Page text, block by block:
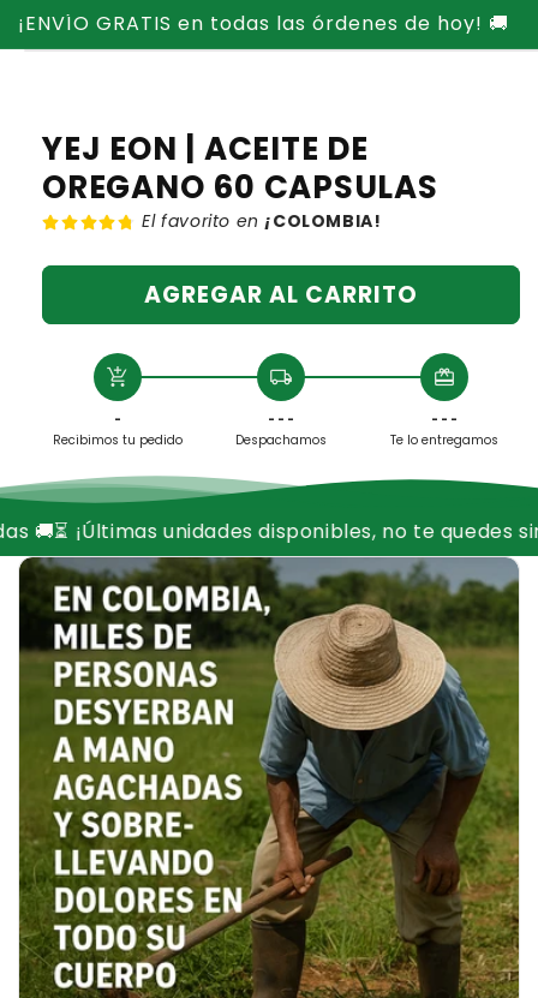
contenido
¡ENVÍO GRATIS en todas las órdenes de hoy! 🚚
YEJ EON | ACEITE DE
OREGANO 60 CAPSULAS
El favorito en¡COLOMBIA!
AGREGAR AL CARRITO
add_shopping_cart
-
Recibimos tu pedido
local_shipping
- - -
Despachamos
redeem
- - -
Te lo entregamos
disponibles, no te quedes sin el tuyo!🔒